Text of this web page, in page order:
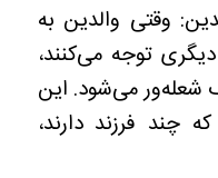
وقتی والدین به
توجه می‌کنند،
می‌شود. این
چند فرزند دارند،